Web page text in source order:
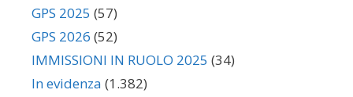
GPS 2025 (57)
GPS 2026 (52)
IMMISSIONI IN RUOLO 2025 (34)
In evidenza (1.382)